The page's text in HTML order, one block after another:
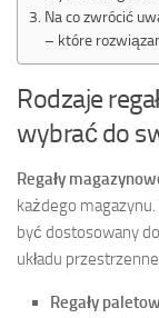
Na co zwrócić
– które
Rodzaje
wybrać do
Regały
każdego
być dostosowany
układu
Regały